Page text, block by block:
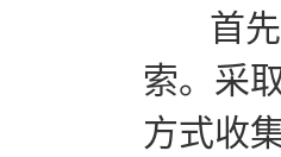
首先
索。采
方式收